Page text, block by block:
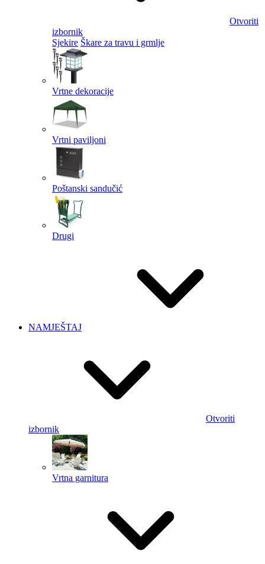
Otvoriti
izbornik
Sjekire Škare za travu i grmlje
Vrtne dekoracije
Vrtni paviljoni
Poštanski sandučić
Drugi
NAMJEŠTAJ
Otvoriti
izbornik
Vrtna garnitura